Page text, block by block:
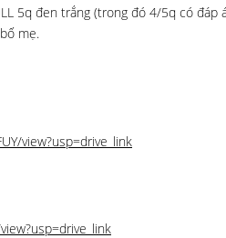
5q đen trắng (trong đó 4/5q có đáp
mẹ.
view?usp=drive_link